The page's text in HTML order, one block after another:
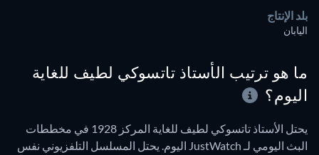
بلد الإنتاج
اليابان
ما هو ترتيب الأستاذ تاتسوكي لطيف للغاية
اليوم؟
يحتل الأستاذ تاتسوكي لطيف للغاية المركز 1928 في مخططات
البث اليومي لـ JustWatch اليوم. يحتل المسلسل التلفزيوني نفس